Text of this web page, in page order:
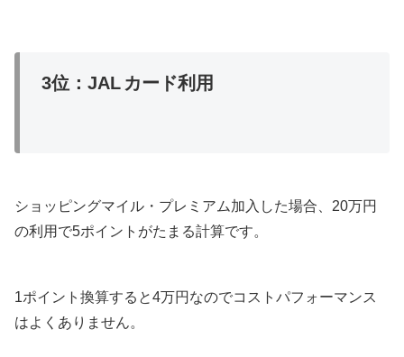
3位：JAL カード利用
ショッピングマイル・プレミアム加入した場合、20万円
の利用で5ポイントがたまる計算です。
1ポイント換算すると4万円なのでコストパフォーマンス
はよくありません。